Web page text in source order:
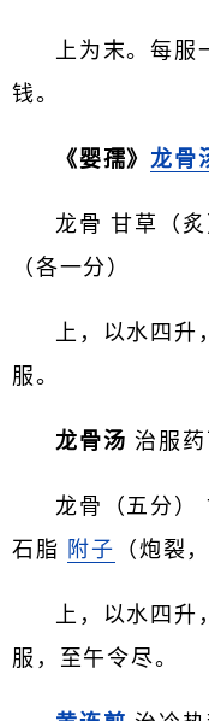
上为末。每服
钱。
《婴孺》龙骨
龙骨 甘草（
（各一分）
上，以水四升
服。
龙骨汤 治服药
龙骨（五分）
石脂 附子 （炮裂
上，以水四升
服，至午令尽。